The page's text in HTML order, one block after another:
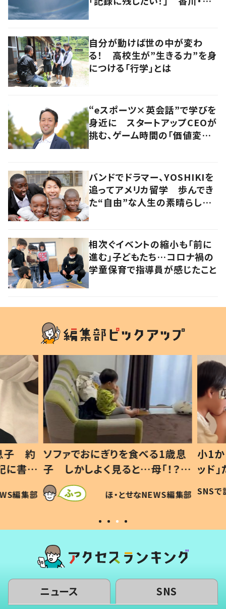
自分が動けば世の中が変わ
る！ 高校生が”生きる力”を身
につける「行学」とは
“eスポーツ×英会話”で学びを
身近に スタートアップCEOが
挑む、ゲーム時間の「価値変容」
バンドでドラマー、YOSHIKIを
追ってアメリカ留学 歩んでき
た“自由”な人生の素晴らしさ
相次ぐイベントの縮小も「前に
進む」子どもたち…コロナ禍の
学童保育で指導員が感じたこと
子 約
書い
編集部
ソファでおにぎりを食べる1歳息
子 しかしよく見ると…母「！？」
すべてを察した母の投稿に「可愛
いから許す！」「現行犯〜」
ほ・とせなNEWS編集部
小1か
ッド
作り
#令和
SNSで
ニュース SNS